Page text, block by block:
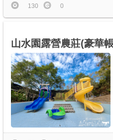
130 0
山水園露營農莊(豪華